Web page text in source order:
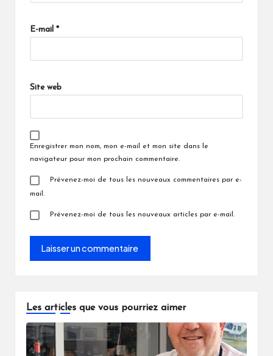
E-mail *
Site web
Enregistrer mon nom, mon e-mail et mon site dans le
navigateur pour mon prochain commentaire.
Prévenez-moi de tous les nouveaux commentaires par e-
mail.
Prévenez-moi de tous les nouveaux articles par e-mail.
Les articles que vous pourriez aimer